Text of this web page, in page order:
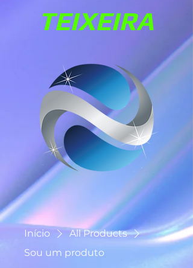
TEIXEIRA
Início
All Products
Sou um produto